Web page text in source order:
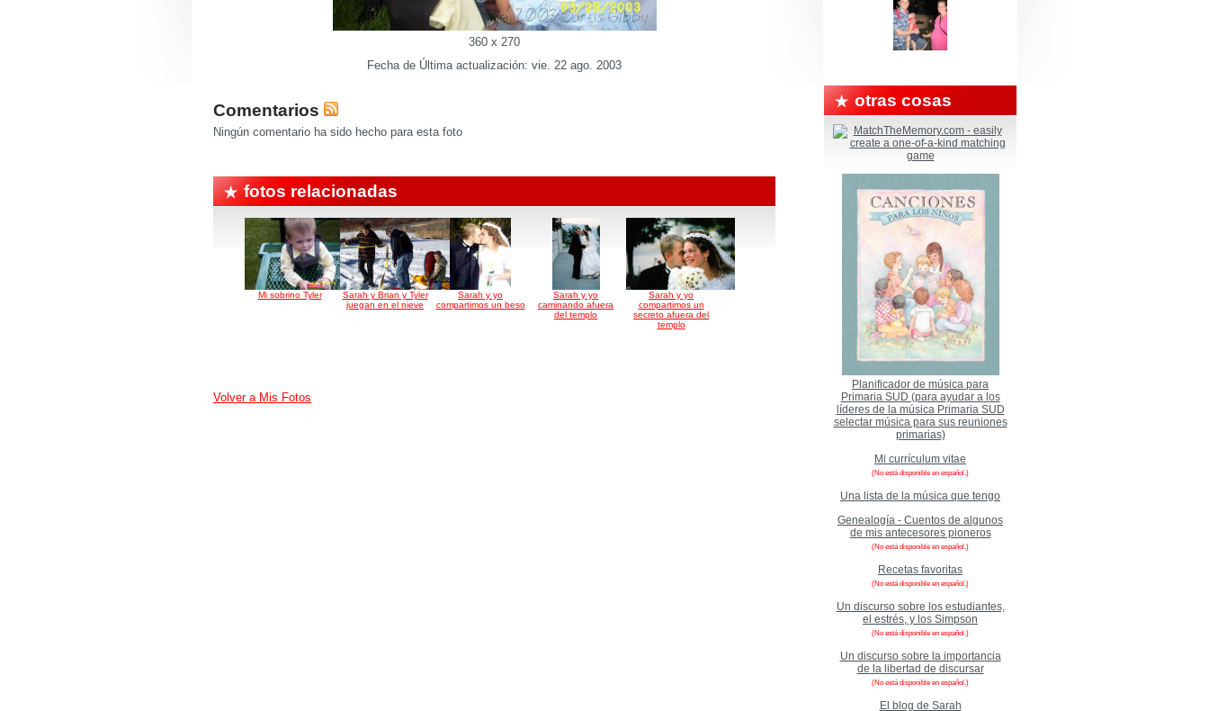
360 x 270
Fecha de Última actualización: vie. 22 ago. 2003
Comentarios
Ningún comentario ha sido hecho para esta foto
fotos relacionadas
Mi sobrino Tyler
Sarah y Brian y Tyler
juegan en el nieve
Sarah y yo
compartimos un beso
Sarah y yo
caminando afuera
del templo
Sarah y yo
compartimos un
secreto afuera del
templo
Volver a Mis Fotos
otras cosas
Planificador de música para
Primaria SUD (para ayudar a los
líderes de la música Primaria SUD
selectar música para sus reuniones
primarias)
Mi currículum vitae
(No está disponible en español.)
Una lista de la música que tengo
Genealogía - Cuentos de algunos
de mis antecesores pioneros
(No está disponible en español.)
Recetas favoritas
(No está disponible en español.)
Un discurso sobre los estudiantes,
el estrés, y los Simpson
(No está disponible en español.)
Un discurso sobre la importancia
de la libertad de discursar
(No está disponible en español.)
El blog de Sarah